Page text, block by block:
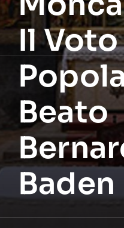
Il Voto
Beato
Baden